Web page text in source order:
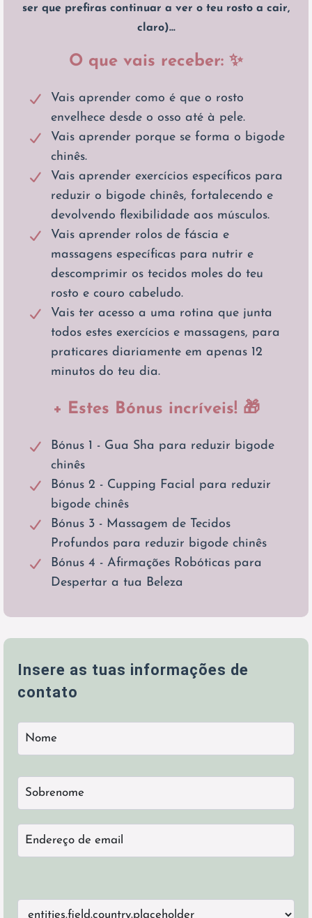
ser que prefiras continuar a ver o teu rosto a cair,
claro)...
O que vais receber: ✨
Vais aprender como é que o rosto
envelhece desde o osso até à pele.
Vais aprender porque se forma o bigode
chinês.
Vais aprender exercícios específicos para
reduzir o bigode chinês, fortalecendo e
devolvendo flexibilidade aos músculos.
Vais aprender rolos de fáscia e
massagens específicas para nutrir e
descomprimir os tecidos moles do teu
rosto e couro cabeludo.
Vais ter acesso a uma rotina que junta
todos estes exercícios e massagens, para
praticares diariamente em apenas 12
minutos do teu dia.
+ Estes Bónus incríveis! 🎁
Bónus 1 - Gua Sha para reduzir bigode
chinês
Bónus 2 - Cupping Facial para reduzir
bigode chinês
Bónus 3 - Massagem de Tecidos
Profundos para reduzir bigode chinês
Bónus 4 - Afirmações Robóticas para
Despertar a tua Beleza
Insere as tuas informações de
contato